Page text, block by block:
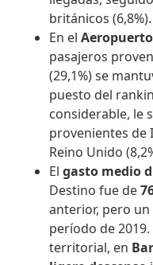
británicos (6,8%).
En el
pasajeros
(29,1%) se
puesto del
considerable, le
provenientes de
Reino Unido
Elgasto medio
Destino fue de
anterior, pero
período de
territorial, en